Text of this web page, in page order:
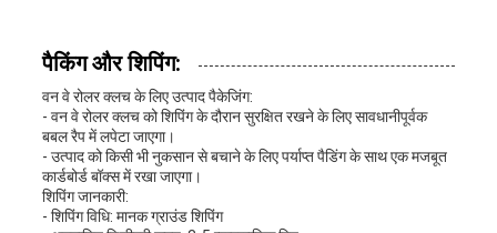
पैकिंग और शिपिंग:
वन वे रोलर क्लच के लिए उत्पाद पैकेजिंग:
- वन वे रोलर क्लच को शिपिंग के दौरान सुरक्षित रखने के लिए सावधानीपूर्वक
बबल रैप में लपेटा जाएगा।
- उत्पाद को किसी भी नुकसान से बचाने के लिए पर्याप्त पैडिंग के साथ एक मजबूत
कार्डबोर्ड बॉक्स में रखा जाएगा।
शिपिंग जानकारी:
- शिपिंग विधि: मानक ग्राउंड शिपिंग